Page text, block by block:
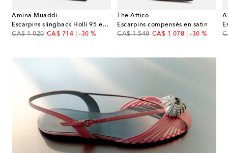
Amina Muaddi
Escarpins slingback Holli 95 en satin
CA$ 1 020
original priceCA$ 714
discount price
-30 %
The Attico
Escarpins compensés en satin
CA$ 1 540
original priceCA$ 1 078
discount price-30 %